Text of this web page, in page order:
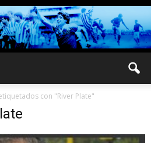
con "River Plate"